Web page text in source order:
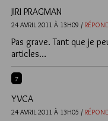
JIRI PRAGMAN
24 AVRIL 2011 À 13H09 /
Pas grave. Tant que je
articles…
7
YVCA
24 AVRIL 2011 À 13H05 /